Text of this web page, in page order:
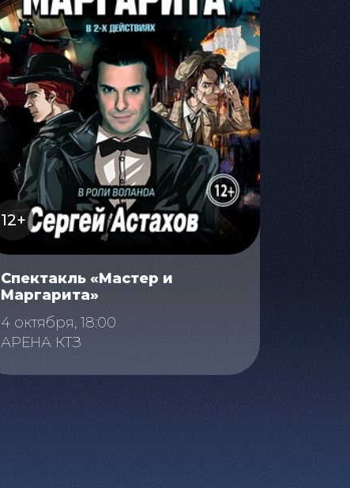
12+
Спектакль «Мастер и
Маргарита»
4 октября, 18:00
АРЕНА КТЗ